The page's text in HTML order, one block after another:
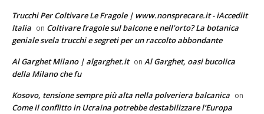
Trucchi Per Coltivare Le Fragole | www.nonsprecare.it - iAccediit
Italia on Coltivare fragole sul balcone e nell’orto? La botanica
geniale svela trucchi e segreti per un raccolto abbondante
Al Garghet Milano | algarghet.it on Al Garghet, oasi bucolica
della Milano che fu
Kosovo, tensione sempre più alta nella polveriera balcanica on
Come il conflitto in Ucraina potrebbe destabilizzare l’Europa